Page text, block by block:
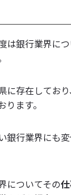
は銀行業界に
に存在してお
ます。
銀行業界にも
についてその